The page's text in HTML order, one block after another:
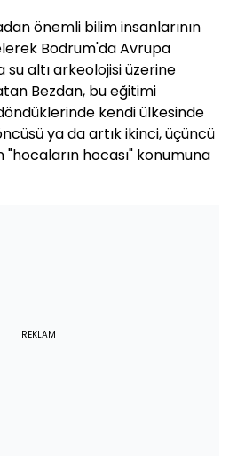
önemli bilim insanlarının
Bodrum'da Avrupa
su altı arkeolojisi üzerine
Bezdan, bu eğitimi
kendi ülkesinde
ya da artık ikinci, üçüncü
hocası" konumuna
REKLAM